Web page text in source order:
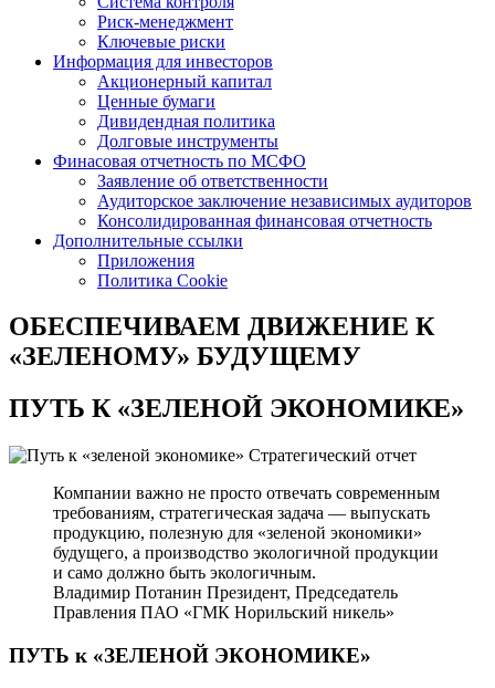
Риск-менеджмент
Ключевые риски
Информация для инвесторов
Акционерный капитал
Ценные бумаги
Дивидендная политика
Долговые инструменты
Финасовая отчетность по МСФО
Заявление об ответственности
Аудиторское заключение независимых аудиторов
Консолидированная финансовая отчетность
Дополнительные ссылки
Приложения
Политика Cookie
ОБЕСПЕЧИВАЕМ ДВИЖЕНИЕ К
«ЗЕЛЕНОМУ» БУДУЩЕМУ
ПУТЬ К«ЗЕЛЕНОЙ ЭКОНОМИКЕ»
Стратегический отчет
Компании важно не просто отвечать современным
требованиям, стратегическая задача — выпускать
продукцию, полезную для «зеленой экономики»
будущего, а производство экологичной продукции
и само должно быть экологичным.
Владимир Потанин Президент, Председатель
Правления ПАО «ГМК Норильский никель»
ПУТЬ к «ЗЕЛЕНОЙ ЭКОНОМИКЕ»